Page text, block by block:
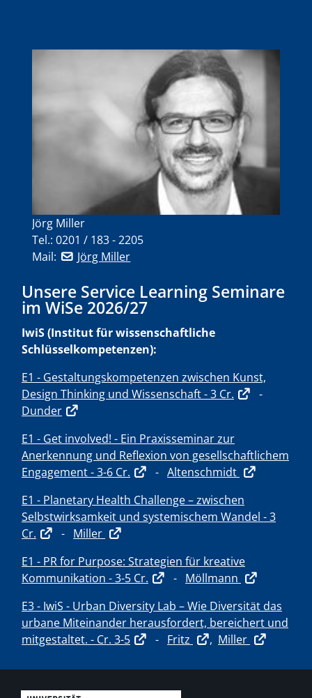
Jörg Miller
Tel.: 0201 / 183 - 2205
Mail:
Jörg Miller
Unsere Service Learning Seminare
im WiSe 2026/27
IwiS (Institut für wissenschaftliche
Schlüsselkompetenzen):
E1 - Gestaltungskompetenzen zwischen Kunst,
Design Thinking und Wissenschaft - 3 Cr.
-
Dunder
E1 - Get involved! - Ein Praxisseminar zur
Anerkennung und Reflexion von gesellschaftlichem
Engagement - 3-6 Cr.
- Altenschmidt
E1 - Planetary Health Challenge – zwischen
Selbstwirksamkeit und systemischem Wandel - 3
Cr.
- Miller
E1 - PR for Purpose: Strategien für kreative
Kommunikation - 3-5 Cr.
- Möllmann
E3 - IwiS - Urban Diversity Lab – Wie Diversität das
urbane Miteinander herausfordert, bereichert und
mitgestaltet. - Cr. 3-5
- Fritz , Miller